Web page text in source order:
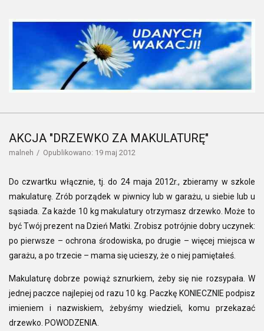
AKCJA "DRZEWKO ZA MAKULATURĘ"
malneh Opublikowano: 19 maj 2012
Do czwartku włącznie, tj. do 24 maja 2012r., zbieramy w szkole
makulaturę. Zrób porządek w piwnicy lub w garażu, u siebie lub u
sąsiada. Za każde 10 kg makulatury otrzymasz drzewko. Może to
być Twój prezent na Dzień Matki. Zrobisz potrójnie dobry uczynek:
po pierwsze – ochrona środowiska, po drugie – więcej miejsca w
garażu, a po trzecie – mama się ucieszy, że o niej pamiętałeś.
Makulaturę dobrze powiąż sznurkiem, żeby się nie rozsypała. W
jednej paczce najlepiej od razu 10 kg. Paczkę KONIECZNIE podpisz
imieniem i nazwiskiem, żebyśmy wiedzieli, komu przekazać
drzewko. POWODZENIA.